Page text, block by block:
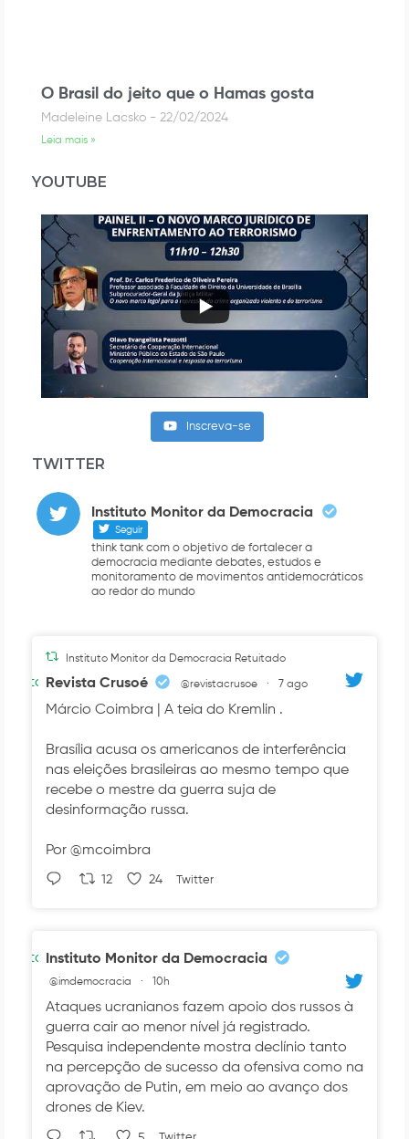
O Brasil do jeito que o Hamas gosta
Madeleine Lacsko 22/02/2024
Leia mais »
YOUTUBE
Inscreva-se
TWITTER
Instituto Monitor da Democracia
Seguir
think tank com o objetivo de fortalecer a
democracia mediante debates, estudos e
monitoramento de movimentos antidemocráticos
ao redor do mundo
Instituto Monitor da Democracia Retuitado
Avatar Revista Crusoé @revistacrusoe · 7 ago
Márcio Coimbra | A teia do Kremlin .
Brasília acusa os americanos de interferência
nas eleições brasileiras ao mesmo tempo que
recebe o mestre da guerra suja de
desinformação russa.
Por @mcoimbra
12 24 Twitter
Avatar Instituto Monitor da Democracia
@imdemocracia · 10h
Ataques ucranianos fazem apoio dos russos à
guerra cair ao menor nível já registrado.
Pesquisa independente mostra declínio tanto
na percepção de sucesso da ofensiva como na
aprovação de Putin, em meio ao avanço dos
drones de Kiev.